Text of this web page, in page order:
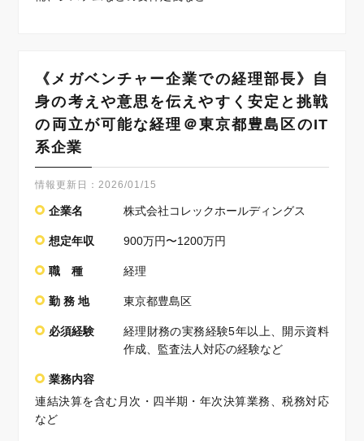
《メガベンチャー企業での経理部長》自
身の考えや意思を伝えやすく安定と挑戦
の両立が可能な経理＠東京都豊島区のIT
系企業
情報更新日：2026/01/15
企業名 株式会社コレックホールディングス
想定年収 900万円〜1200万円
職 種 経理
勤 務 地 東京都豊島区
必須経験
経理財務の実務経験5年以上、開示資料
作成、監査法人対応の経験など
業務内容
連結決算を含む月次・四半期・年次決算業務、税務対応
など